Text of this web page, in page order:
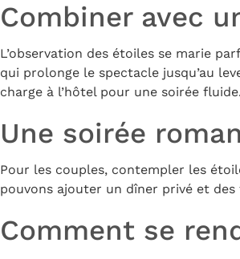
Combiner avec
L’observation des étoiles se marie
qui prolonge le spectacle jusqu’au
charge à l’hôtel pour une soirée fluide.
Une soirée
Pour les couples, contempler les
pouvons ajouter un dîner privé et
Comment se